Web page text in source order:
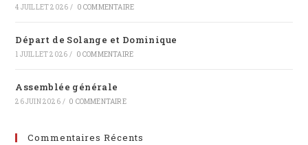
4 JUILLET 2026 / 0 COMMENTAIRE
Départ de Solange et Dominique
1 JUILLET 2026 / 0 COMMENTAIRE
Assemblée générale
26 JUIN 2026 / 0 COMMENTAIRE
Commentaires Récents